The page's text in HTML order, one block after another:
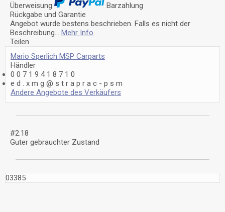
Überweisung
Barzahlung
Rückgabe und Garantie
Angebot wurde bestens beschrieben. Falls es nicht der
Beschreibung... Mehr Info
Teilen
Mario Sperlich MSP Carparts
Händler
0 0 7 1 9 4 1 8 7 1 0
e d . x m g @ s t r a p r a c - p s m
Andere Angebote des Verkäufers
#2.18
Guter gebrauchter Zustand
03385